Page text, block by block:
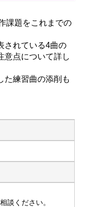
課題をこれまでの
されている4曲の
意点について詳し
た練習曲の添削も
談ください。